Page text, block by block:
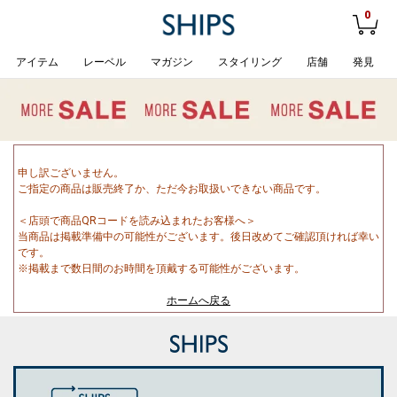
0
アイテム レーベル マガジン スタイリング 店舗 発見
申し訳ございません。
ご指定の商品は販売終了か、ただ今お取扱いできない商品です。
＜店頭で商品QRコードを読み込まれたお客様へ＞
当商品は掲載準備中の可能性がございます。後日改めてご確認頂ければ幸い
です。
※掲載まで数日間のお時間を頂戴する可能性がございます。
ホームへ戻る